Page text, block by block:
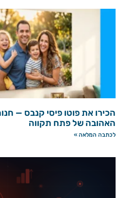
הכירו את פוטו פיסי קנבס —
האהובה של פתח תקווה
לכתבה המלאה »